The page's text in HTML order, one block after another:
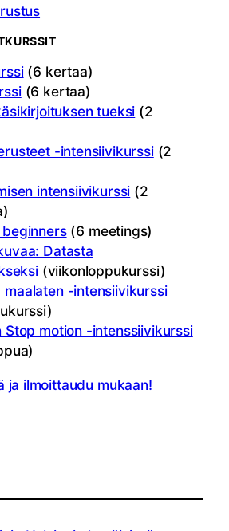
(6 kertaa)
(6 kertaa)
tueksi (2
-intensiivikurssi(2
intensiivikurssi (2
(6 meetings)
Datasta
(viikonloppukurssi)
maalaten -intensiivikurssi
Stop motion -intenssiivikurssi
ja ilmoittaudu mukaan!